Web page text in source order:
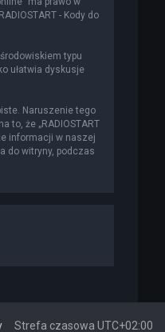
- Kody do
środowiskiem typu
ułatwia dyskusje
Naruszenie tego
że „RADIOSTART
informacji w naszej
do witryny, podczas
Strefa czasowa UTC+02:00